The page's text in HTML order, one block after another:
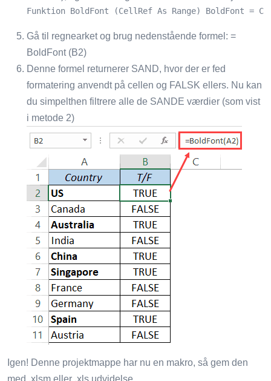
Funktion BoldFont (CellRef As Range) BoldFont =
Gå til regnearket og brug nedenstående formel: =
BoldFont (B2)
Denne formel returnerer SAND, hvor der er fed
formatering anvendt på cellen og FALSK ellers. Nu kan
du simpelthen filtrere alle de SANDE værdier (som vist
i metode 2)
Igen! Denne projektmappe har nu en makro, så gem den
med .xlsm eller .xls udvidelse